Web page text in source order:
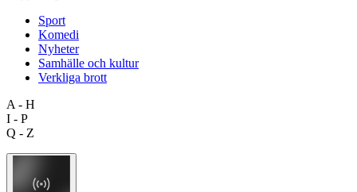
Sport
Komedi
Nyheter
Samhälle och kultur
Verkliga brott
A - H
I - P
Q - Z